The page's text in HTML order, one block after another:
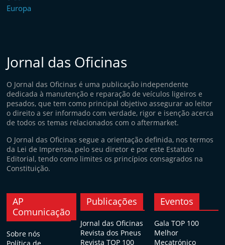
Jornal das Oficinas
O Jornal das Oficinas é uma publicação independente
dedicada à manutenção e reparação de veículos ligeiros e
pesados, que tem como principal objetivo assegurar ao leitor
o direito a ser informado com verdade, rigor e isenção acerca
de todos os temas relacionados com o aftermarket.
O Jornal das Oficinas segue a orientação definida, nos termos
da Lei de Imprensa, pelo seu diretor e por este Estatuto
Editorial, tendo como limites os princípios consagrados na
Constituição.
AP
Comunicação
Sobre nós
Publicações
Jornal das Oficinas
Revista dos Pneus
Revista TOP 100
Eventos
Gala TOP 100
Melhor
Mecatrónico